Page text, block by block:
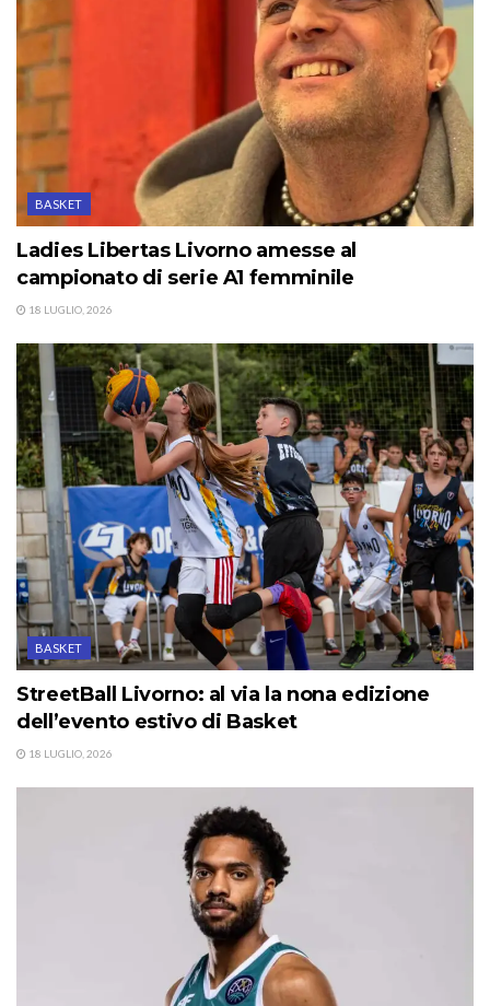
BASKET
Ladies Libertas Livorno amesse al
campionato di serie A1 femminile
18 LUGLIO, 2026
BASKET
StreetBall Livorno: al via la nona edizione
dell’evento estivo di Basket
18 LUGLIO, 2026